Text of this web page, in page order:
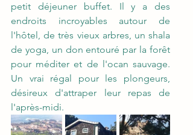
petit déjeuner buffet. Il y a des
endroits incroyables autour de
l'hôtel, de très vieux arbres, un shala
de yoga, un don entouré par la forêt
pour méditer et de l'ocan sauvage.
Un vrai régal pour les plongeurs,
désireux d'attraper leur repas de
l'après-midi.